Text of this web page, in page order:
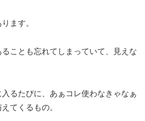
ます。
ことも忘れてしまっていて、見えな
るたびに、あぁコレ使わなきゃなぁ
てくるもの。